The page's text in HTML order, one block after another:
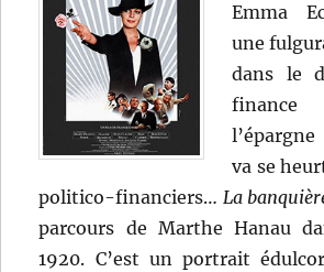
Emma
une
dans le
finance
va se
politico-financiers… La
parcours de Marthe Hanau
1920. C’est un portrait